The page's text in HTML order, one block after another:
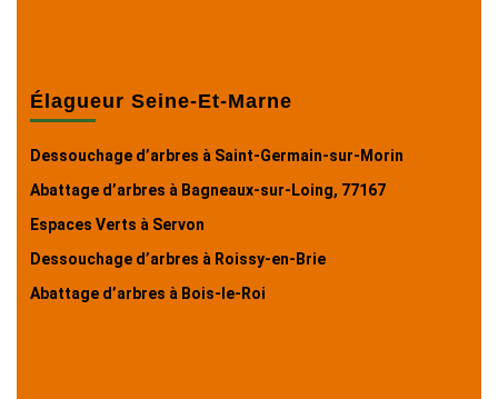
Élagueur Seine-Et-Marne
Dessouchage d’arbres à Saint-Germain-sur-Morin
Abattage d’arbres à Bagneaux-sur-Loing, 77167
Espaces Verts à Servon
Dessouchage d’arbres à Roissy-en-Brie
Abattage d’arbres à Bois-le-Roi